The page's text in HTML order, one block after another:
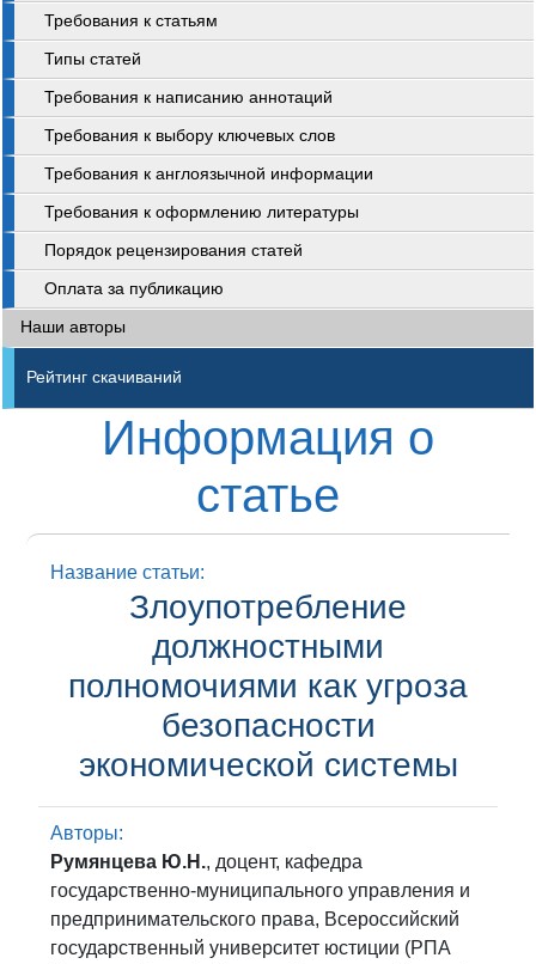
Требования к статьям
Типы статей
Требования к написанию аннотаций
Требования к выбору ключевых слов
Требования к англоязычной информации
Требования к оформлению литературы
Порядок рецензирования статей
Оплата за публикацию
Наши авторы
Рейтинг скачиваний
Информация о
статье
Название статьи:
Злоупотребление
должностными
полномочиями как угроза
безопасности
экономической системы
Авторы:
Румянцева Ю.Н., доцент, кафедра
государственно-муниципального управления и
предпринимательского права, Всероссийский
государственный университет юстиции (РПА